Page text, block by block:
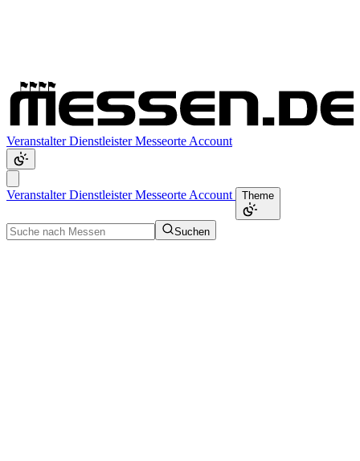
VeranstalterDienstleisterMesseorte Account
VeranstalterDienstleisterMesseorte Account Theme
Suchen